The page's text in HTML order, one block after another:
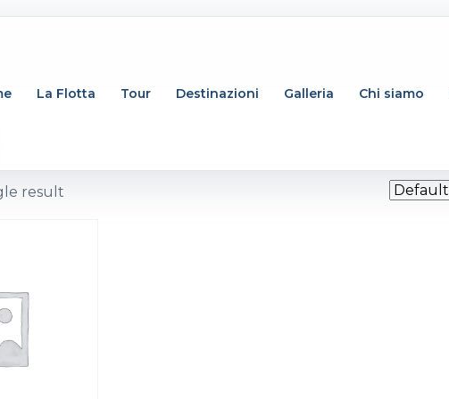
La Flotta Tour Destinazioni Galleria Chi siamo
result